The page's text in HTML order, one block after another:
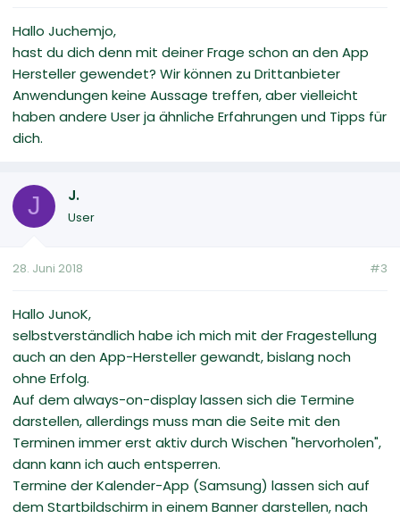
Hallo Juchemjo,
hast du dich denn mit deiner Frage schon an den App
Hersteller gewendet? Wir können zu Drittanbieter
Anwendungen keine Aussage treffen, aber vielleicht
haben andere User ja ähnliche Erfahrungen und Tipps für
dich.
J J.
User
28. Juni 2018 #3
Hallo JunoK,
selbstverständlich habe ich mich mit der Fragestellung
auch an den App-Hersteller gewandt, bislang noch
ohne Erfolg.
Auf dem always-on-display lassen sich die Termine
darstellen, allerdings muss man die Seite mit den
Terminen immer erst aktiv durch Wischen "hervorholen",
dann kann ich auch entsperren.
Termine der Kalender-App (Samsung) lassen sich auf
dem Startbildschirm in einem Banner darstellen, nach